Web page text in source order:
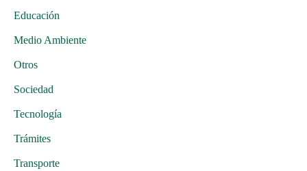
Educación
Medio Ambiente
Otros
Sociedad
Tecnología
Trámites
Transporte